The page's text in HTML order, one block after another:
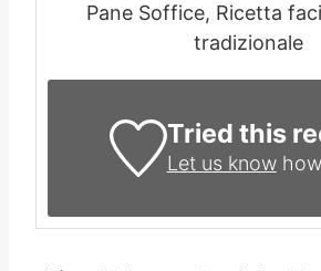
Pane Soffice, Ricetta
tradizionale
Tried this
Let us knowhow